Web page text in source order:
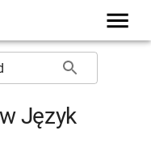
Język